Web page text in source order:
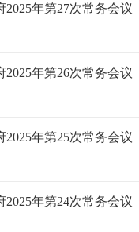
2025年第27次常务会议
2025年第26次常务会议
2025年第25次常务会议
2025年第24次常务会议